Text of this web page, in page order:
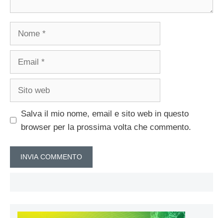
Nome
Email
Sito
Salva il mio nome, email e sito web in questo
browser per la prossima volta che commento.